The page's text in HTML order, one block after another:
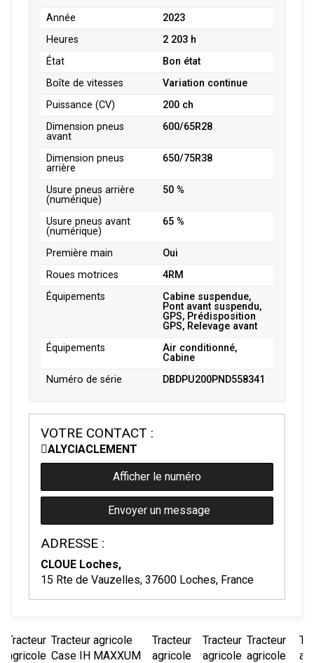
Année
2023
Heures
2 203 h
État
Bon état
Boîte de vitesses
Variation continue
Puissance (CV)
200 ch
Dimension pneus
avant
600/65R28
Dimension pneus
arrière
650/75R38
Usure pneus arrière
(numérique)
50 %
Usure pneus avant
(numérique)
65 %
Première main
Oui
Roues motrices
4RM
Équipements
Cabine suspendue,
Pont avant suspendu,
GPS, Prédisposition
GPS, Relevage avant
Équipements
Air conditionné,
Cabine
Numéro de série
DBDPU200PND558341
VOTRE CONTACT :
ALYCIACLEMENT
Afficher le numéro
Envoyer un message
ADRESSE :
CLOUE Loches,
15 Rte de Vauzelles, 37600 Loches, France
Tracteur
agricole
Tracteur agricole
Case IH MAXXUM
Tracteur
agricole
Tracteur
agricole
Tracteur
agricole